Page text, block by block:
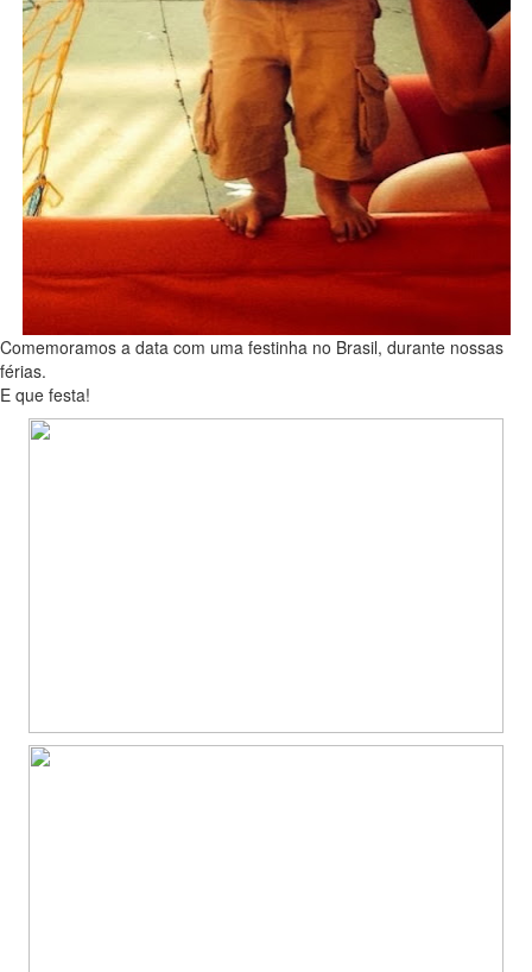
Comemoramos a data com uma festinha no Brasil, durante nossas
férias.
E que festa!